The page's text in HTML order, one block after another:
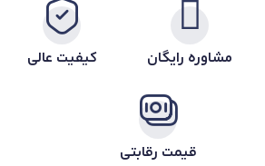
مشاوره رایگان کیفیت عالی
قیمت رقابتی